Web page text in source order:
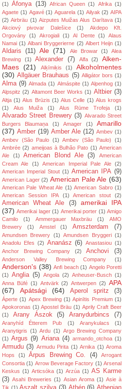
(1)
Áfonya (13) African Queen (1) Afrika (1)
Agaete (1) Agavé (1) Aguarela (1) Ailyak (2) AIPA
(2) Airbräu (1) Aizputes Muižas Alus Darītava (1)
Akciový pivovar Dalešice
(1)
Akdepo Kft.
Orgovány (1) Akrogiali (1) Al Dente (1)
Alaus
Namai (1) Albani Bryggerierne (2) Albert Heijn (1)
Aldaris (11) Ale (71) Ale Browar (1)
Alea
Brewing
(1) Alexander (7) Alfa (2)
Alken-
Maes
(21) Alķīmiķis (1)
Alkoholmentes
(30) Allgäuer Brauhaus (5) Alligátor bors (1)
Alma (9) Almada (1) Almáspite (1) Alpenhog (1)
Alpspitz (2) Altamont Beer Works (1) Altbier (3)
Altja (1) Alus Brūzis (1) Alus Celle (1) Alus krogs
(1)
Alus Muiža (1) Alus Rūme Trofeja (1)
Alvarado Street Brewery (3) Alvarado Street
Burgers Blaumaņa
(1) Amager (1)
Amarillo
(37) Amber (19) Amber Ale (12) Ambev (1)
Ambev (São Paulo (1) Ambev (São Paulo)
(1)
Ambrée (2) ameijoas à Bulhão Pato (1) American
Ale
(1) American Blond Ale (3)
American
Cream Ale
(1) American Imperial Pale Ale
(2)
American Imperial Stout (1) American IPA (9)
American Lager (2) American Pale Ale (63)
American Pale Wheat Ale (1) American Sabro (1)
American Session IPA
(1) American stout (2)
American Wheat Ale (3)
amerikai IPA
(37) Amerikai lager (1) Amerikai porter (1) Amigo
Camilo
(1) Ammergauer Maxbräu (1)
AMO
Brewery
(1) Amstel (1) Amszterdam (7)
Amundsen Brewery (1) Amundsen Bryggeri (1)
Anadolu Efes (2) Ananász (6) Anastasiou (1)
Anchor Brewing Company
(2) Anchovi (3)
Anderson Valley Brewing Company (1)
Anderson's (38) Anfi beach (1) Angelo Poretti
(1) Anglia (5) Angola (2) Anheuser-Busch (1)
Anna Büfé (1) Antvärk (2) Antwerpen (2) APA
(67)
Apátsági (64) Aperol spritz (3)
Áperte (1) Apex Brewing (1) Apinītis Premium (1)
Apokoronas (1) Apostel Bräu (1) Aprily Craft Beer
(1)
Arany Ászok (5) Aranydurbincs (7)
Aranyhíd Étterem Pub (1) Aranykulacs
(1)
Aranytigris (1) Ardu (1) Argo Brewing Company
(1) Argus (9) Ariana (4) armando_otchoa (1)
Armudu (3) Armudu Pirita (1) Arnika (1) Aroma
Hops
(1) Ārpus Brewing Co. (4)
Arrogant
Consortia (1) Arrow Beverage Factory (1) Arsenal
Keskus (1) Articsóka (1) Arzúa (1) AS Karme
(3) Asahi Breweries (1) Asian Aroma (1) Asie à
Tik (1) Aszalt szilva (3) Athén (6) Athenian